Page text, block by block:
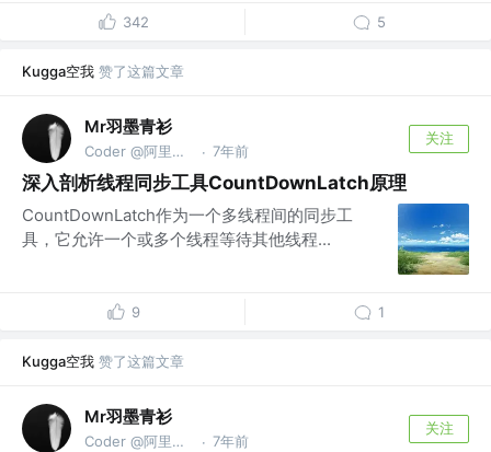
342 5
Kugga空我 赞了这篇文章
Mr羽墨青衫
Coder @阿里巴巴集团 · 7年前
关注
深入剖析线程同步工具CountDownLatch原理
CountDownLatch作为一个多线程间的同步工
具，它允许一个或多个线程等待其他线程...
9 1
Kugga空我 赞了这篇文章
Mr羽墨青衫
Coder @阿里巴巴集团 · 7年前
关注